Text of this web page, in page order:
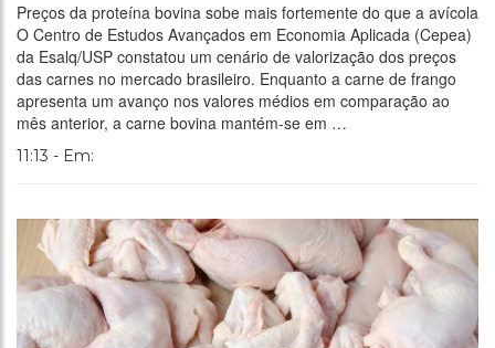
Preços da proteína bovina sobe mais fortemente do que a avícola
O Centro de Estudos Avançados em Economia Aplicada (Cepea)
da Esalq/USP constatou um cenário de valorização dos preços
das carnes no mercado brasileiro. Enquanto a carne de frango
apresenta um avanço nos valores médios em comparação ao
mês anterior, a carne bovina mantém-se em …
11:13 - Em: